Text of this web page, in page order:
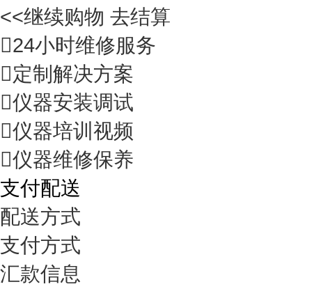
<<继续购物 去结算
24小时维修服务
定制解决方案
仪器安装调试
仪器培训视频
仪器维修保养
支付配送
配送方式
支付方式
汇款信息